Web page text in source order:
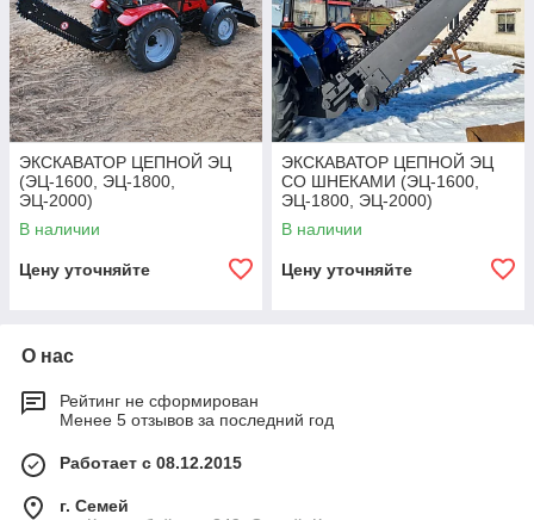
ЭКСКАВАТОР ЦЕПНОЙ ЭЦ
(ЭЦ-1600, ЭЦ-1800,
ЭЦ-2000)
В наличии
Цену уточняйте
ЭКСКАВАТОР ЦЕПНОЙ ЭЦ
СО ШНЕКАМИ (ЭЦ-1600,
ЭЦ-1800, ЭЦ-2000)
В наличии
Цену уточняйте
О нас
Рейтинг не сформирован
Менее 5 отзывов за последний год
Работает с 08.12.2015
г. Семей